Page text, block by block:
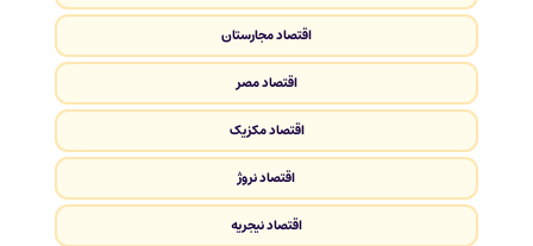
اقتصاد مجارستان
اقتصاد مصر
اقتصاد مکزیک
اقتصاد نروژ
اقتصاد نیجریه